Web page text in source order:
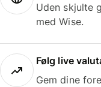
Uden skjulte
med Wise.
Følg live
Gem dine